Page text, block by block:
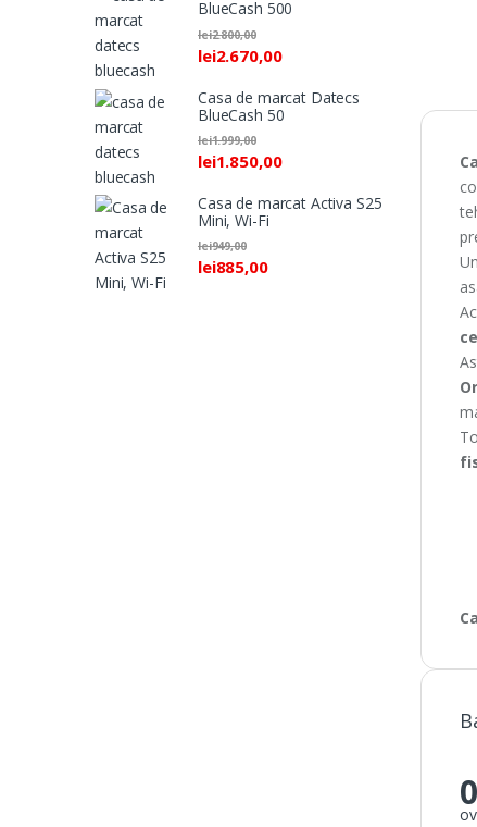
BlueCash 500
lei2.670,00
lei2.800,00
Casa de marcat Datecs
BlueCash 50
lei1.850,00
lei1.999,00
Casa de marcat Activa S25
Mini, Wi-Fi
lei885,00
lei949,00